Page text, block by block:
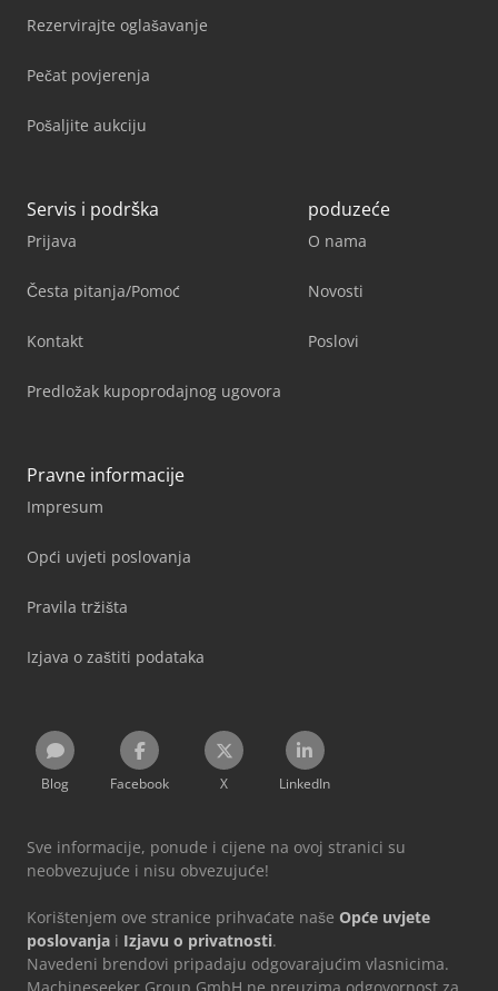
Rezervirajte oglašavanje
Pečat povjerenja
Pošaljite aukciju
Servis i podrška
Prijava
Česta pitanja/Pomoć
Kontakt
Predložak kupoprodajnog ugovora
poduzeće
O nama
Novosti
Poslovi
Pravne informacije
Impresum
Opći uvjeti poslovanja
Pravila tržišta
Izjava o zaštiti podataka
Blog Facebook X LinkedIn
Sve informacije, ponude i cijene na ovoj stranici su
neobvezujuće i nisu obvezujuće!
Korištenjem ove stranice prihvaćate naše Opće uvjete
poslovanja i Izjavu o privatnosti.
Navedeni brendovi pripadaju odgovarajućim vlasnicima.